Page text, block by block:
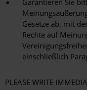
Garantieren Sie
Gesetze ab, mit
Rechte auf
einschließlich
PLEASE WRITE